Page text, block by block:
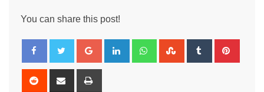
You can share this post!
Google+ LinkedIn WhatsappStumbleUpon
Tumblr
Reddit
Share